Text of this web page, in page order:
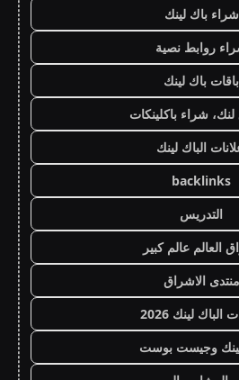
شراء باك لينك
روابط نصية
باقات باك لينك
شراء باكلينكات
الباك لينك
backlinks
التدريس
العالم عالم كبير
منتدى الاشراق
الباك لينك 2026
وجيست بوست